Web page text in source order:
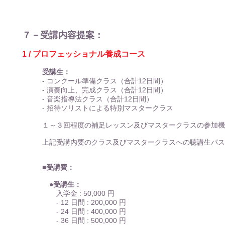
７－受講内容提案：
1 / プロフェッショナル養成コース
受講生：
- コンクール準備クラス（合計12日間）
- 演奏向上、完成クラス（合計12日間）
- 音楽指導法クラス（合計12日間）
- 招待ソリストによる特別マスタークラス
１～３回程度の補足レッスン及びマスタークラスの参加
上記受講内要のクラス及びマスタークラスへの聴講生パ
■受講費：
●受講生：
入学金 : 50,000 円
- 12 日間 : 200,000 円
- 24 日間 : 400,000 円
- 36 日間 : 500,000 円